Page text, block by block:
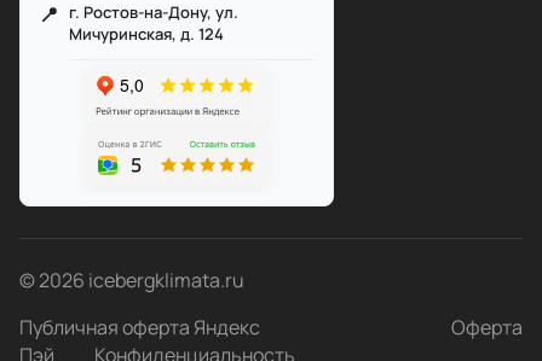
г. Ростов-на-Дону, ул.
Мичуринская, д. 124
© 2026 icebergklimata.ru
Публичная оферта Яндекс
Пэй
Конфиденциальность
Оферта